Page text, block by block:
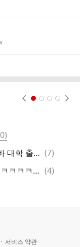
)
신임 교황은 시카고 하이스쿨 + 빌라노바 대학 출신이다 댓
(7)
황치열 도랐ㅋㅋㅋㅋㅋㅋㅋㅋㅋㅋㅋㅋㅋㅋㅋㅋㅋㅋㅋㅋ 댓
(4)
서비스 약관